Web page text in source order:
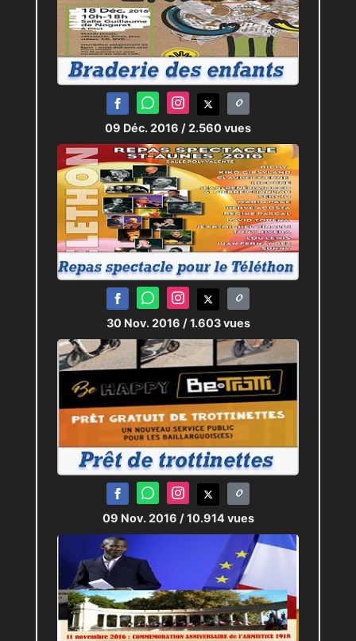
09 Déc. 2016 / 2.560 vues
30 Nov. 2016 / 1.603 vues
09 Nov. 2016 / 10.914 vues